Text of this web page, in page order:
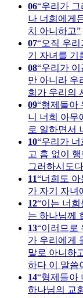
06 우리가
나 너희에게
치 아니하고
07 오직 우
기 자녀를 기
08 우리가
만 아니라 우
희가 우리의
09 형제들아
니 너희 아무
로 일하면서
10 우리가
고 흠 없이
그러하시도다
11 너희도 아
가 자기 자녀
12 이는 너희
는 하나님께
13 이러므로
가 우리에게
말로 아니하
하다 이 말씀
14 형제들아
하나님의 교